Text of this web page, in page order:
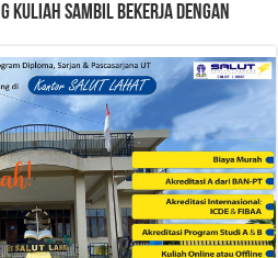
KULIAH SAMBIL BEKERJA DENGAN